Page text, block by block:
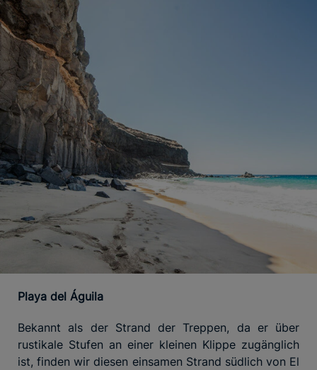
Playa del Águila
Bekannt als der Strand der Treppen, da er über
rustikale Stufen an einer kleinen Klippe zugänglich
ist, finden wir diesen einsamen Strand südlich von El